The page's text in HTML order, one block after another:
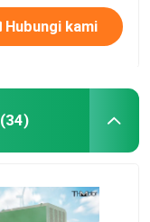
Hubungi kami
(34)